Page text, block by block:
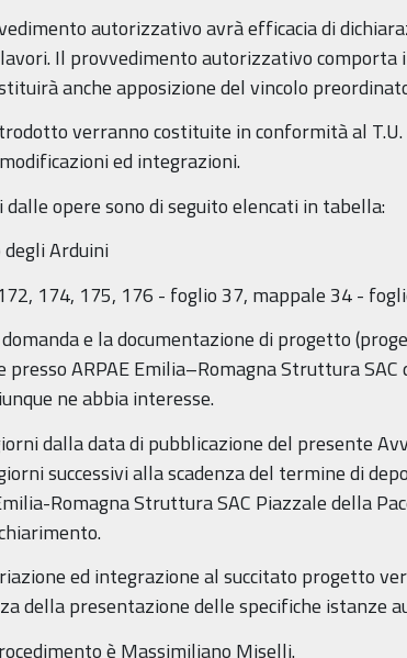
autorizzativo avrà efficacia di
Il provvedimento autorizzativo
anche apposizione del vincolo
verranno costituite in conformità al
ed integrazioni.
opere sono di seguito elencati in tabella:
degli Arduini
174, 175, 176 - foglio 37, mappale 34 -
e la documentazione di progetto
ARPAE Emilia–Romagna Struttura
ne abbia interesse.
dalla data di pubblicazione del presente
successivi alla scadenza del termine di
Romagna Struttura SAC Piazzale della
ed integrazione al succitato progetto
della presentazione delle specifiche istanze
è Massimiliano Miselli.